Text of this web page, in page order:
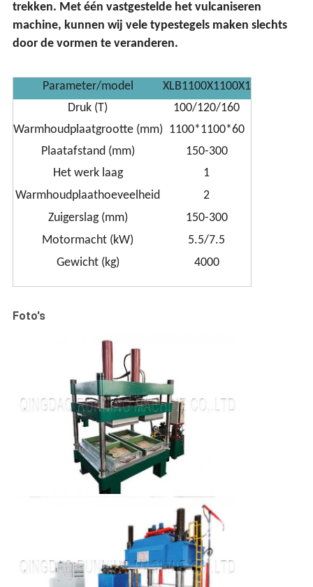
trekken. Met één vastgestelde het vulcaniseren
machine, kunnen wij vele typestegels maken slechts
door de vormen te veranderen.
Parameter/model
XLB1100X1100X1
Druk (T)
100/120/160
Warmhoudplaatgrootte (mm) 1100*1100*60
Plaatafstand (mm)
150-300
Het werk laag
1
Warmhoudplaathoeveelheid
2
Zuigerslag (mm)
150-300
Motormacht (kW)
5.5/7.5
Gewicht (kg)
4000
Foto's